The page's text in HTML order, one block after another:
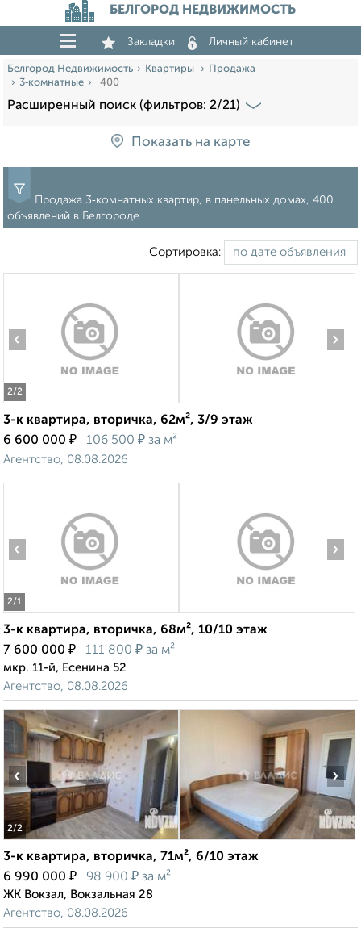
БЕЛГОРОД НЕДВИЖИМОСТЬ
Закладки Личный кабинет
Белгород Недвижимость Квартиры
Продажа
3‑комнатные
400
Расширенный поиск (фильтров: 2/21)
Показать на карте
Продажа 3‑комнатных квартир, в панельных домах, 400
объявлений в Белгороде
Сортировка:
2/2
‹ ›
3-к квартира, вторичка, 62м², 3/9 этаж
6 600 000 ₽ 106 500 ₽ за м²
Агентство, 08.08.2026
2/1
‹ ›
3-к квартира, вторичка, 68м², 10/10 этаж
7 600 000 ₽ 111 800 ₽ за м²
мкр. 11-й, Есенина 52
Агентство, 08.08.2026
2/2
‹ ›
3-к квартира, вторичка, 71м², 6/10 этаж
6 990 000 ₽ 98 900 ₽ за м²
ЖК Вокзал, Вокзальная 28
Агентство, 08.08.2026